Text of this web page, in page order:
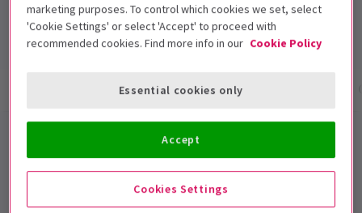
Programa más visto
Los críticos valoran muy bien este programa
Información del espectáculo Fechas y horarios
La comedia de 5 estrellas impecable del guionista
ganador del Oscar, **Florian Zeller,' regresa a Londres
marketing purposes. To control which cookies we set, select
'Cookie Settings' or select 'Accept' to proceed with
recommended cookies. Find more info in our Cookie Policy
Cookies Settings
Essential cookies only
Accept